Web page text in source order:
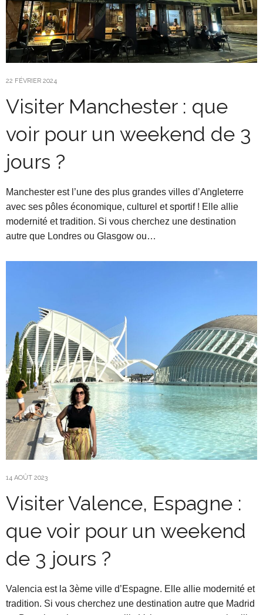
22 FÉVRIER 2024
Visiter Manchester : que
voir pour un weekend de 3
jours ?
Manchester est l’une des plus grandes villes d’Angleterre
avec ses pôles économique, culturel et sportif ! Elle allie
modernité et tradition. Si vous cherchez une destination
autre que Londres ou Glasgow ou…
14 AOÛT 2023
Visiter Valence, Espagne :
que voir pour un weekend
de 3 jours ?
Valencia est la 3ème ville d’Espagne. Elle allie modernité et
tradition. Si vous cherchez une destination autre que Madrid